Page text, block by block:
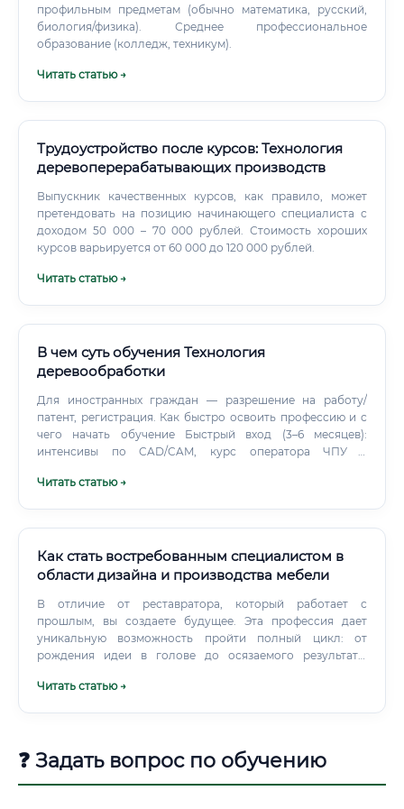
профильным предметам (обычно математика, русский,
биология/физика). Среднее профессиональное
образование (колледж, техникум).
Читать статью →
Трудоустройство после курсов: Технология
деревоперерабатывающих производств
Выпускник качественных курсов, как правило, может
претендовать на позицию начинающего специалиста с
доходом 50 000 – 70 000 рублей. Стоимость хороших
курсов варьируется от 60 000 до 120 000 рублей.
Читать статью →
В чем суть обучения Технология
деревообработки
Для иностранных граждан — разрешение на работу/
патент, регистрация. Как быстро освоить профессию и с
чего начать обучение Быстрый вход (3–6 месяцев):
интенсивы по CAD/CAM, курс оператора ЧПУ +
месяца): формирование ТП, снижение себестоимости,
Читать статью →
Как стать востребованным специалистом в
области дизайна и производства мебели
В отличие от реставратора, который работает с
прошлым, вы создаете будущее. Эта профессия дает
уникальную возможность пройти полный цикл: от
рождения идеи в голове до осязаемого результата,
Читать статью →
❓ Задать вопрос по обучению